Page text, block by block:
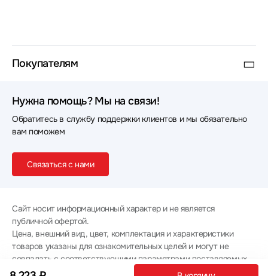
Покупателям
Нужна помощь? Мы на связи!
Обратитесь в службу поддержки клиентов и мы обязательно
вам поможем
Связаться с нами
Сайт носит информационный характер и не является
публичной офертой.
Цена, внешний вид, цвет, комплектация и характеристики
товаров указаны для ознакомительных целей и могут не
совпадать с соответствующими параметрами поставляемых
товаров - уточняйте информацию у менеджера при